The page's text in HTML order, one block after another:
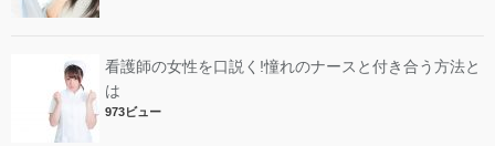
看護師の女性を口説く!憧れのナースと付き合う方法と
は
973ビュー